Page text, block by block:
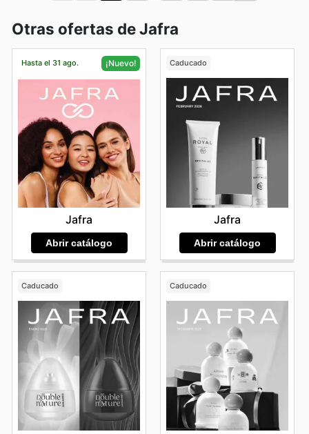
Otras ofertas de Jafra
Hasta el 31 ago. ¡Nuevo!
Jafra
Abrir catálogo
Caducado
Jafra
Abrir catálogo
Caducado Caducado